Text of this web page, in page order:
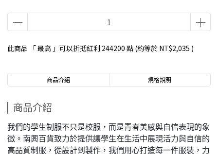
此商品 「 最高 」可以折抵紅利 244200 點 (約等於 NT$2,035 )
商品介紹 規格說明
商品介紹
我們的學生制服不只是校服，而是青春美感與自信表現的象
徵。南興百貨致力於提供讓學生在生活中展現活力與自信的
高品質制服，從設計到製作，我們用心打造每一件服裝，力